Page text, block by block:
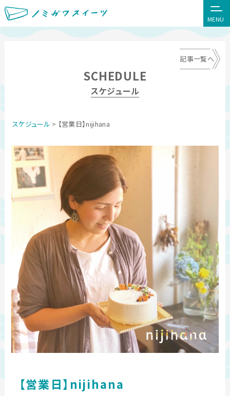
MENU
SCHEDULE
スケジュール
記事一覧へ
スケジュール > 【営業日】nijihana
【営業日】nijihana